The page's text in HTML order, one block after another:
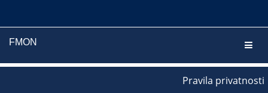
FMON
Pravila privatnosti